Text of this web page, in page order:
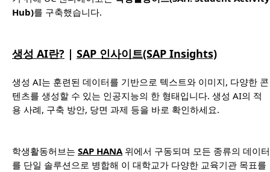
Hub)를 구축했습니다.
생성 AI란? | SAP 인사이트(SAP Insights)
생성 AI는 훈련된 데이터를 기반으로 텍스트와 이미지, 다양한 콘
텐츠를 생성할 수 있는 인공지능의 한 형태입니다. 생성 AI의 적
용 사례, 구축 방안, 당면 과제 등을 바로 확인하세요.
학생활동허브는 SAP HANA위에서 구동되며 모든 종류의 데이터
를 단일 솔루션으로 병합해 이 대학교가 다양한 교육기관 목표를